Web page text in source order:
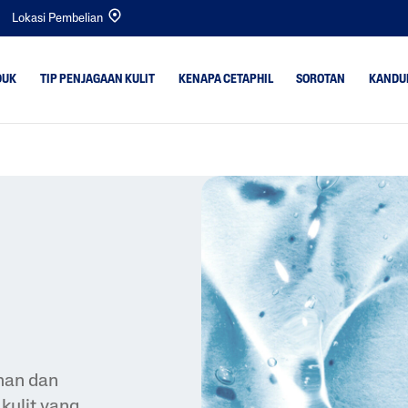
Lokasi Pembelian
Kulit Berminyak
Bright Healthy
Gentle Cleansers
Bayi
Gentle Exfoliating
Optimal Hydration
PRO Acne Prone
PRO AD Derma
TIP PENJAGAAN KULIT KENAPA CETAPHIL SOROTAN
dan